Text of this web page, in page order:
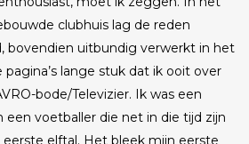
clubhuis lag de reden
bovendien uitbundig verwerkt in het
lange stuk dat ik ooit over
bode/Televizier. Ik was een
een voetballer die net in die tijd zijn
elftal. Het bleek mijn eerste